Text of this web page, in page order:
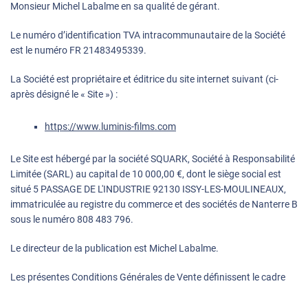
Monsieur Michel Labalme en sa qualité de gérant.
Le numéro d’identification TVA intracommunautaire de la Société
est le numéro FR 21483495339.
La Société est propriétaire et éditrice du site internet suivant (ci-
après désigné le « Site ») :
https://www.luminis-films.com
Le Site est hébergé par la société SQUARK, Société à Responsabilité
Limitée (SARL) au capital de 10 000,00 €, dont le siège social est
situé 5 PASSAGE DE L'INDUSTRIE 92130 ISSY-LES-MOULINEAUX,
immatriculée au registre du commerce et des sociétés de Nanterre B
sous le numéro 808 483 796.
Le directeur de la publication est Michel Labalme.
Les présentes Conditions Générales de Vente définissent le cadre